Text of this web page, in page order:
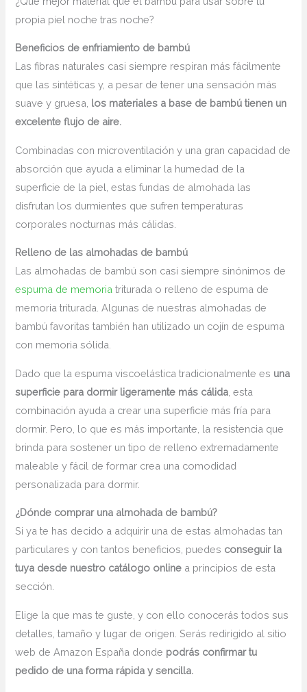
propia piel noche tras noche?
Beneficios de enfriamiento de bambú
Las fibras naturales casi siempre respiran más fácilmente
que las sintéticas y, a pesar de tener una sensación más
suave y gruesa, los materiales a base de bambú tienen un
excelente flujo de aire.
Combinadas con microventilación y una gran capacidad de
absorción que ayuda a eliminar la humedad de la
superficie de la piel, estas fundas de almohada las
disfrutan los durmientes que sufren temperaturas
corporales nocturnas más cálidas.
Relleno de las almohadas de bambú
Las almohadas de bambú son casi siempre sinónimos de
espuma de memoria triturada o relleno de espuma de
memoria triturada. Algunas de nuestras almohadas de
bambú favoritas también han utilizado un cojín de espuma
con memoria sólida.
Dado que la espuma viscoelástica tradicionalmente es una
superficie para dormir ligeramente más cálida , esta
combinación ayuda a crear una superficie más fría para
dormir. Pero, lo que es más importante, la resistencia que
brinda para sostener un tipo de relleno extremadamente
maleable y fácil de formar crea una comodidad
personalizada para dormir.
¿Dónde comprar una almohada de bambú?
Si ya te has decido a adquirir una de estas almohadas tan
particulares y con tantos beneficios, puedes conseguir la
tuya desde nuestro catálogo online a principios de esta
sección.
Elige la que mas te guste, y con ello conocerás todos sus
detalles, tamaño y lugar de origen. Serás redirigido al sitio
web de Amazon España donde podrás confirmar tu
pedido de una forma rápida y sencilla.